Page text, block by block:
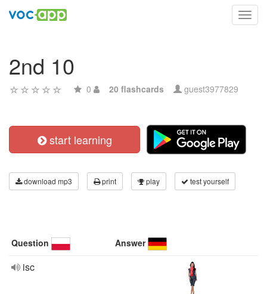
2nd 10
0 20 flashcards guest3977829
start learning
download mp3 print play test yourself
Question Answer
isc